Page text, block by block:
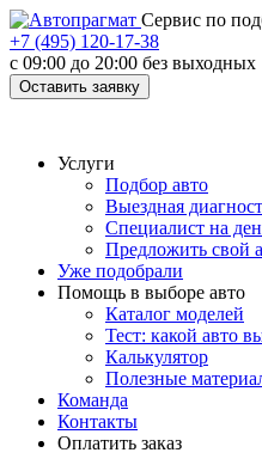
Cервис по
+7 (495) 120-17-38
с 09:00 до 20:00 без выходных
Оставить заявку
Услуги
Подбор авто
Выездная
Специалист на
Предложить свой
Уже подобрали
Помощь в выборе авто
Каталог моделей
Тест: какой авто
Калькулятор
Полезные
Команда
Контакты
Оплатить заказ